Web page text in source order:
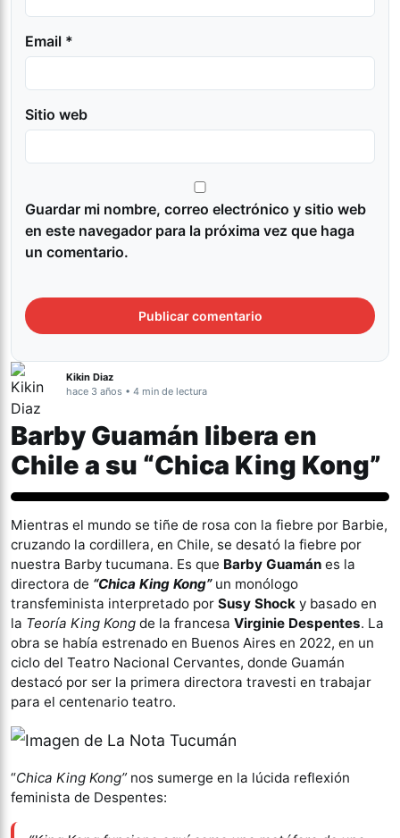
Email *
Sitio web
Guardar mi nombre, correo electrónico y sitio web
en este navegador para la próxima vez que haga
un comentario.
Kikin Diaz
hace 3 años • 4 min de lectura
Barby Guamán libera en
Chile a su “Chica King Kong”
Mientras el mundo se tiñe de rosa con la fiebre por Barbie,
cruzando la cordillera, en Chile, se desató la fiebre por
nuestra Barby tucumana. Es que Barby Guamán es la
directora de “Chica King Kong”un monólogo
transfeminista interpretado por Susy Shock y basado en
la Teoría King Kong de la francesa Virginie Despentes. La
obra se había estrenado en Buenos Aires en 2022, en un
ciclo del Teatro Nacional Cervantes, donde Guamán
destacó por ser la primera directora travesti en trabajar
para el centenario teatro.
“Chica King Kong” nos sumerge en la lúcida reflexión
feminista de Despentes: